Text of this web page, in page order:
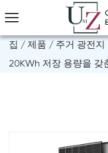
집 / 제품 / 주거 광전지
20KWh 저장 용량을 갖